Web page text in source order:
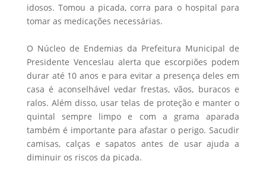
idosos. Tomou a picada, corra para o hospital para
tomar as medicações necessárias.
O Núcleo de Endemias da Prefeitura Municipal de
Presidente Venceslau alerta que escorpiões podem
durar até 10 anos e para evitar a presença deles em
casa é aconselhável vedar frestas, vãos, buracos e
ralos. Além disso, usar telas de proteção e manter o
quintal sempre limpo e com a grama aparada
também é importante para afastar o perigo. Sacudir
camisas, calças e sapatos antes de usar ajuda a
diminuir os riscos da picada.